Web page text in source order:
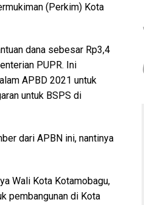
(Perkim) Kota
dana sebesar Rp3,4
PUPR. Ini
APBD 2021 untuk
untuk BSPS di
dari APBN ini, nantinya
Wali Kota Kotamobagu,
pembangunan di Kota